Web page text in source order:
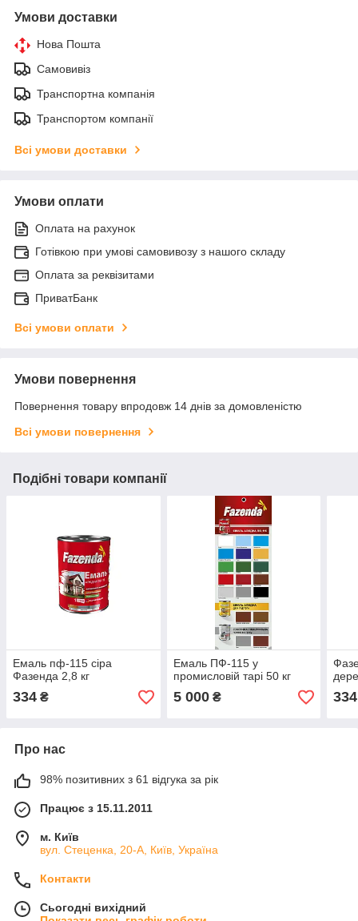
Умови доставки
Нова Пошта
Самовивіз
Транспортна компанія
Транспортом компанії
Всі умови доставки
Умови оплати
Оплата на рахунок
Готівкою при умові самовивозу з нашого складу
Оплата за реквізитами
ПриватБанк
Всі умови оплати
Умови повернення
Повернення товару впродовж 14 днів за домовленістю
Всі умови повернення
Подібні товари компанії
Емаль пф-115 сіра
Фазенда 2,8 кг
334 ₴
Емаль ПФ-115 у
промисловій тарі 50 кг
5 000₴ 334
Про нас
98% позитивних з 61 відгука за рік
Працює з 15.11.2011
м. Київ
вул. Стеценка, 20-А, Київ, Україна
Контакти
Сьогодні вихідний